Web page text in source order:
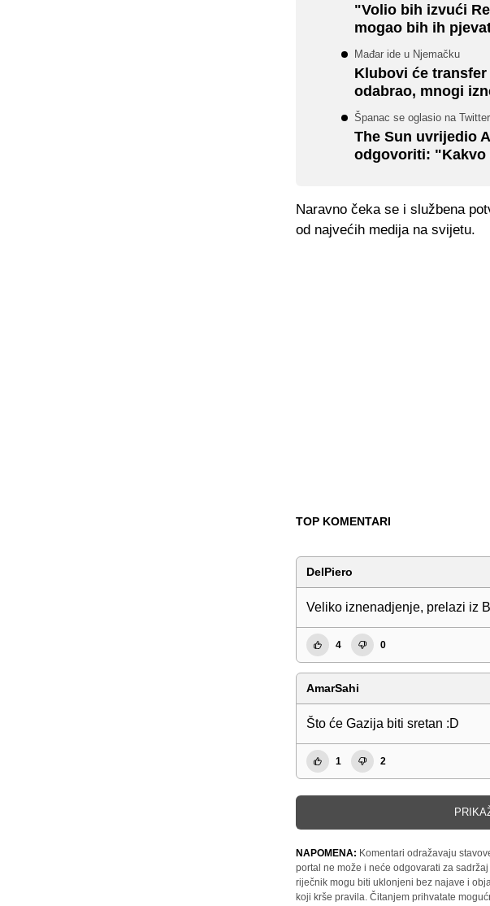
"Volio bih izvući
mogao bih ih
Mađar ide u Njemačku
Klubovi će
odabrao, mnogi
Španac se oglasio na
The Sun uvrijedio
odgovoriti: "Kakvo
Naravno čeka se i službena
od najvećih medija na svijetu.
TOP KOMENTARI
DelPiero
Veliko iznenadjenje, prelazi iz
4 0
AmarSahi
Što će Gazija biti sretan :D
1 2
NAPOMENA: Komentari odražavaju
portal ne može i neće odgovarati za
riječnik mogu biti uklonjeni bez najave i
koji krše pravila. Čitanjem prihvatate